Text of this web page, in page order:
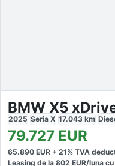
BMW X5
2025 Seria X 17.043 km
79.727 EUR
65.890 EUR + 21% TVA
Leasing de la 802 EUR/luna